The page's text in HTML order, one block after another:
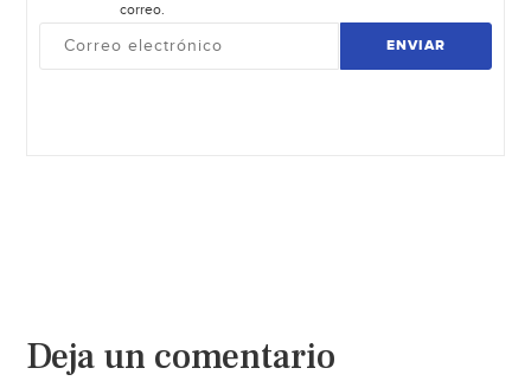
correo.
ENVIAR
Deja un comentario